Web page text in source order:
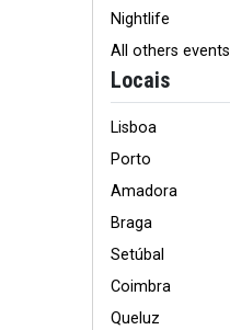
Nightlife
All others events
Locais
Lisboa
Porto
Amadora
Braga
Setúbal
Coimbra
Queluz